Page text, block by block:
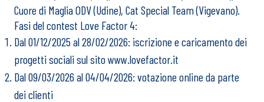
Cuore di Maglia ODV (Udine), Cat Special Team (Vigevano).
Fasi del contest Love Factor 4:
Dal 01/12/2025 al 28/02/2026: iscrizione e caricamento dei
progetti sociali sul sitowww.lovefactor.it
Dal 09/03/2026 al 04/04/2026: votazione online da parte
dei clienti